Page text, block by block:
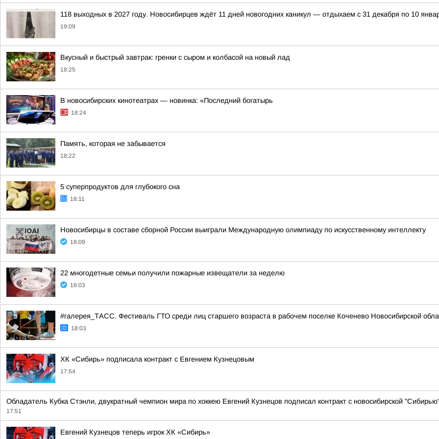
118 выходных в 2027 году. Новосибирцев ждёт 11 дней новогодних каникул — отдыхаем с 31 декабря по 10
19:09
Вкусный и быстрый завтрак: гренки с сыром и колбасой на новый лад
18:25
В новосибирских кинотеатрах — новинка: «Последний богатырь
18:24
Память, которая не забывается
18:22
5 суперпродуктов для глубокого сна
18:11
Новосибирцы в составе сборной России выиграли Международную олимпиаду по искусственному интеллекту
18:09
22 многодетные семьи получили пожарные извещатели за неделю
18:03
#галерея_ТАСС. Фестиваль ГТО среди лиц старшего возраста в рабочем поселке Коченево Новосибирской
18:03
ХК «Сибирь» подписала контракт с Евгением Кузнецовым
17:54
Обладатель Кубка Стэнли, двукратный чемпион мира по хоккею Евгений Кузнецов подписал контракт с новосибирской
17:51
Евгений Кузнецов теперь игрок ХК «Сибирь»